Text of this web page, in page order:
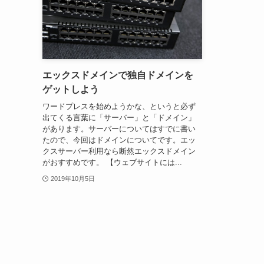
エックスドメインで独自ドメインを
ゲットしよう
ワードプレスを始めようかな、というと必ず
出てくる言葉に「サーバー」と「ドメイン」
があります。サーバーについてはすでに書い
たので、今回はドメインについてです。エッ
クスサーバー利用なら断然エックスドメイン
がおすすめです。 【ウェブサイトには...
2019年10月5日